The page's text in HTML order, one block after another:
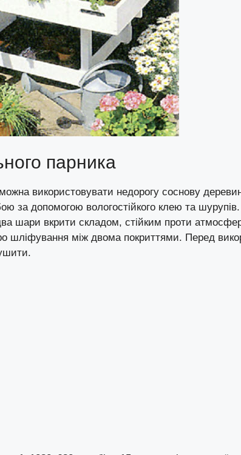
парника
використовувати недорогу соснову
за допомогою вологостійкого клею та шурупів.
шари вкрити складом, стійким проти
шліфування між двома покриттями. Перед